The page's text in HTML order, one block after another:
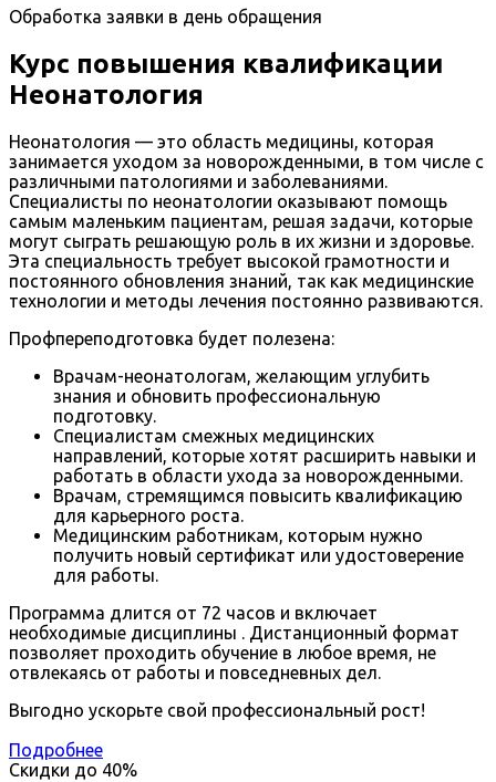
Обработка заявки в день обращения
Курс повышения квалификации
Неонатология
Неонатология — это область медицины, которая
занимается уходом за новорожденными, в том числе с
различными патологиями и заболеваниями.
Специалисты по неонатологии оказывают помощь
самым маленьким пациентам, решая задачи, которые
могут сыграть решающую роль в их жизни и здоровье.
Эта специальность требует высокой грамотности и
постоянного обновления знаний, так как медицинские
технологии и методы лечения постоянно развиваются.
Профпереподготовка будет полезена:
Врачам-неонатологам, желающим углубить
знания и обновить профессиональную
подготовку.
Специалистам смежных медицинских
направлений, которые хотят расширить навыки и
работать в области ухода за новорожденными.
Врачам, стремящимся повысить квалификацию
для карьерного роста.
Медицинским работникам, которым нужно
получить новый сертификат или удостоверение
для работы.
Программа длится от 72 часов и включает
необходимые дисциплины . Дистанционный формат
позволяет проходить обучение в любое время, не
отвлекаясь от работы и повседневных дел.
Выгодно ускорьте свой профессиональный рост!
Подробнее
Скидки до 40%